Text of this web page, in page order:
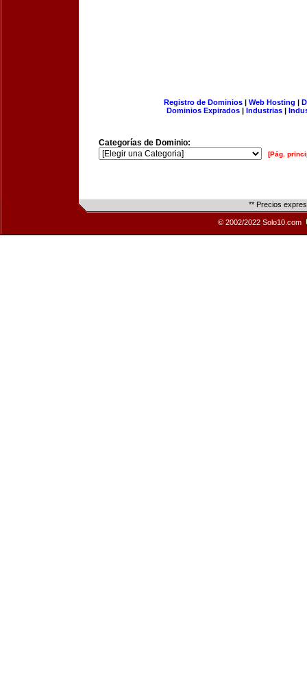
Registro de Dominios| Web Hosting |
Dominios Expirados | Industrias |
Categorías de Dominio:
[Pág.
** Precios
© 2002/2022 Solo10.com